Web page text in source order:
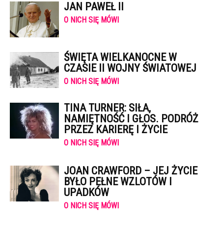
JAN PAWEŁ II
O NICH SIĘ MÓWI
ŚWIĘTA WIELKANOCNE W
CZASIE II WOJNY ŚWIATOWEJ
O NICH SIĘ MÓWI
TINA TURNER: SIŁA,
NAMIĘTNOŚĆ I GŁOS. PODRÓŻ
PRZEZ KARIERĘ I ŻYCIE
O NICH SIĘ MÓWI
JOAN CRAWFORD – JEJ ŻYCIE
BYŁO PEŁNE WZLOTÓW I
UPADKÓW
O NICH SIĘ MÓWI